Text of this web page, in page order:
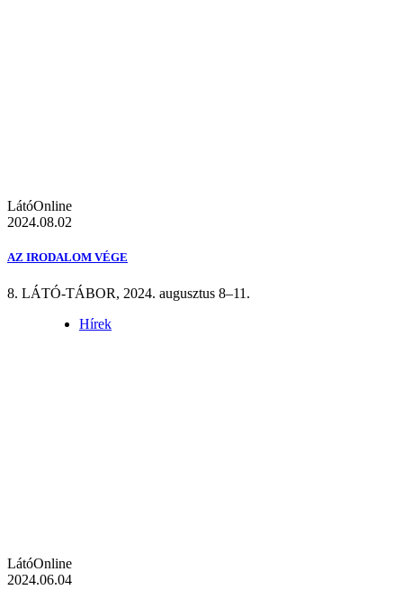
LátóOnline
2024.08.02
AZ IRODALOM VÉGE
8. LÁTÓ-TÁBOR, 2024. augusztus 8–11.
Hírek
LátóOnline
2024.06.04